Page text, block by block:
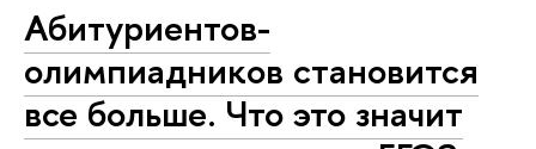
Абитуриентов-
олимпиадников становится
все больше. Что это значит